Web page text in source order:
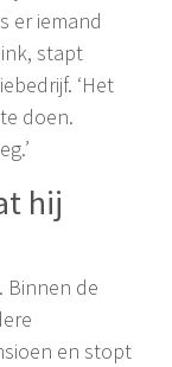
er iemand
stapt
‘Het
doen.
hij
Binnen de
en stopt